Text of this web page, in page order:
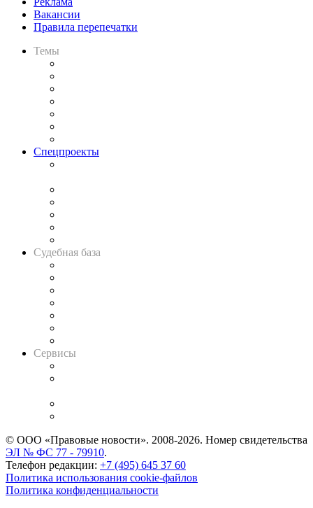
Вакансии
Правила перепечатки
Темы
Спецпроекты
Судебная база
Сервисы
© ООО «Правовые новости». 2008-2026. Номер свидетельства
ЭЛ № ФС 77 - 79910.
Телефон редакции: +7 (495) 645 37 60
Политика использования cookie-файлов
Политика конфиденциальности